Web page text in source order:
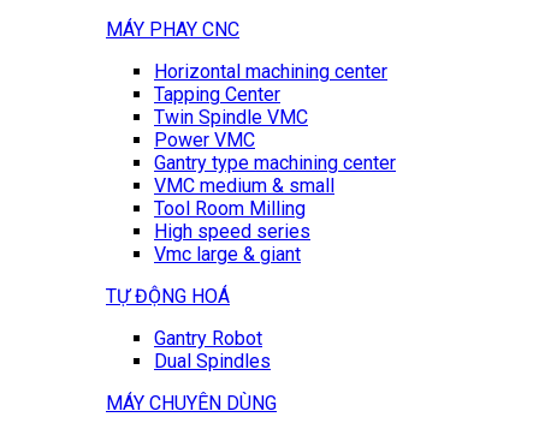
MÁY PHAY CNC
Horizontal machining center
Tapping Center
Twin Spindle VMC
Power VMC
Gantry type machining center
VMC medium & small
Tool Room Milling
High speed series
Vmc large & giant
TỰ ĐỘNG HOÁ
Gantry Robot
Dual Spindles
MÁY CHUYÊN DÙNG